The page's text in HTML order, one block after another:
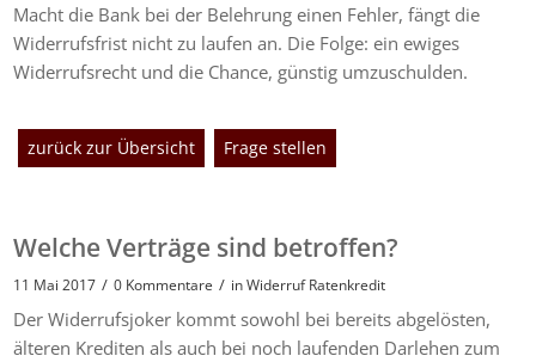
Macht die Bank bei der Belehrung einen Fehler, fängt die
Widerrufsfrist nicht zu laufen an. Die Folge: ein ewiges
Widerrufsrecht und die Chance, günstig umzuschulden.
zurück zur Übersicht Frage stellen
Welche Verträge sind betroffen?
11 Mai 2017 / 0 Kommentare / inWiderruf Ratenkredit
Der Widerrufsjoker kommt sowohl bei bereits abgelösten,
älteren Krediten als auch bei noch laufenden Darlehen zum